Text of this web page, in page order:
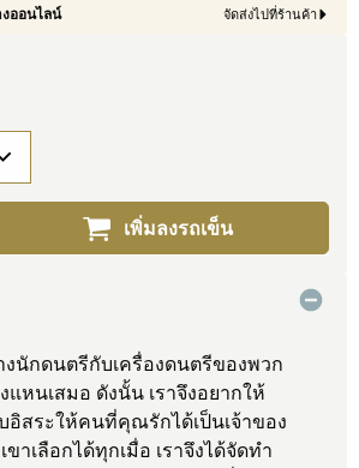
ออนไลน์ จัดส่งไปที่ร้านค้า
เพิ่มลงรถเข็น
นักดนตรีกับเครื่องดนตรีของพวก
แหนเสมอ ดังนั้น เราจึงอยากให้
สระให้คนที่คุณรักได้เป็นเจ้าของ
าเลือกได้ทุกเมื่อ เราจึงได้จัดทำ